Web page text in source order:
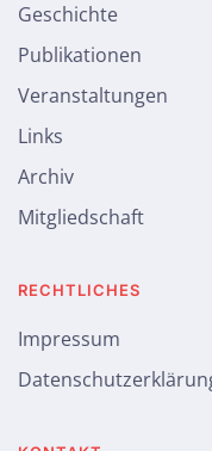
Geschichte
Publikationen
Veranstaltungen
Links
Archiv
Mitgliedschaft
RECHTLICHES
Impressum